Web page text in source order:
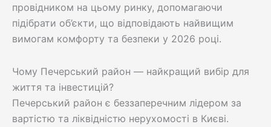
провідником на цьому ринку, допомагаючи
підібрати об’єкти, що відповідають найвищим
вимогам комфорту та безпеки у 2026 році.
Чому Печерський район — найкращий вибір для
життя та інвестицій?
Печерський район є беззаперечним лідером за
вартістю та ліквідністю нерухомості в Києві.